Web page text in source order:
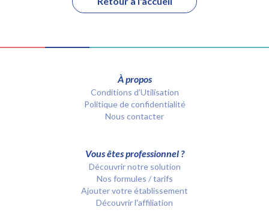
À propos
Conditions d’Utilisation
Politique de confidentialité
Nous contacter
Vous êtes professionnel ?
Découvrir notre solution
Nos formules / tarifs
Ajouter votre établissement
Découvrir l'affiliation